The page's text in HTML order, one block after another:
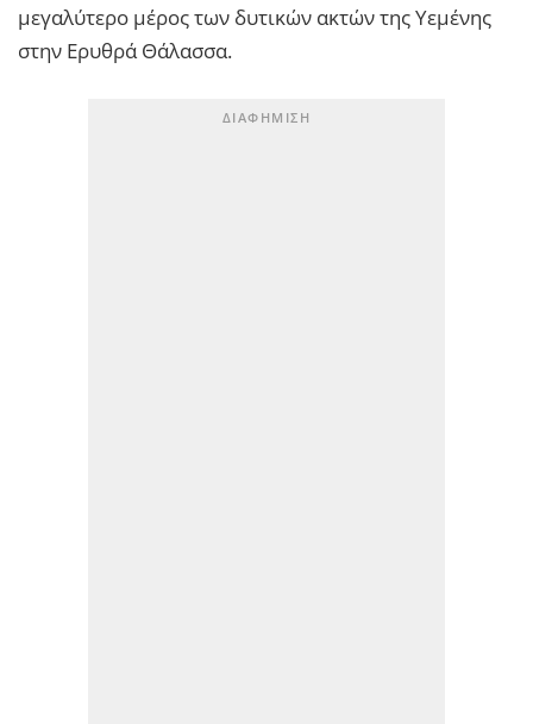
μεγαλύτερο μέρος των δυτικών ακτών της Υεμένης
στην Ερυθρά Θάλασσα.